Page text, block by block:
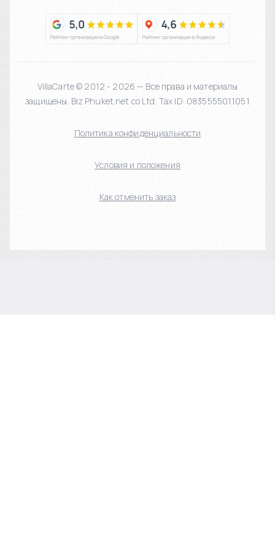
VillaCarte © 2012 - 2026 — Все права и материалы
защищены. Biz Phuket.net co Ltd. Tax ID: 0835555011051
Политика конфиденциальности
Условия и положения
Как отменить заказ